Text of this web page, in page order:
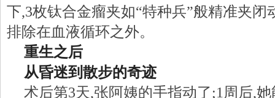
下,3枚钛合金瘤夹如“特种兵”般精准夹闭
排除在血液循环之外。
重生之后
从昏迷到散步的奇迹
术后第3天,张阿姨的手指动了;1周后,